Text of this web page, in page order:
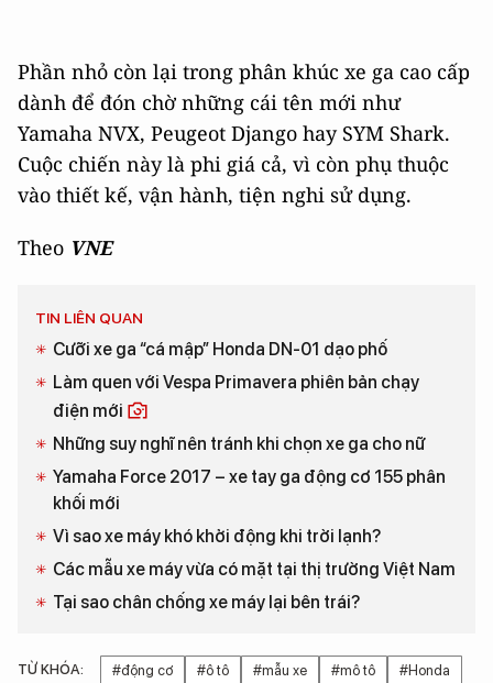
Phần nhỏ còn lại trong phân khúc xe ga cao cấp
dành để đón chờ những cái tên mới như
Yamaha NVX, Peugeot Django hay SYM Shark.
Cuộc chiến này là phi giá cả, vì còn phụ thuộc
vào thiết kế, vận hành, tiện nghi sử dụng.
Theo VNE
TIN LIÊN QUAN
Cưỡi xe ga “cá mập” Honda DN-01 dạo phố
Làm quen với Vespa Primavera phiên bản chạy
điện mới
Những suy nghĩ nên tránh khi chọn xe ga cho nữ
Yamaha Force 2017 – xe tay ga động cơ 155 phân
khối mới
Vì sao xe máy khó khởi động khi trời lạnh?
Các mẫu xe máy vừa có mặt tại thị trường Việt Nam
Tại sao chân chống xe máy lại bên trái?
TỪ KHÓA: #động cơ #ô tô #mẫu xe #mô tô
#Honda